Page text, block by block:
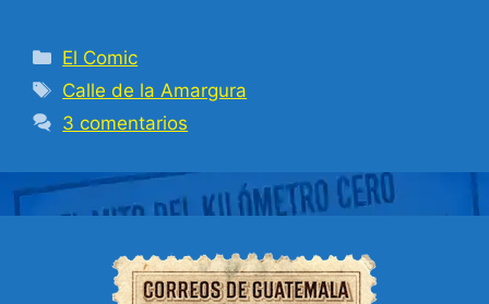
Categorías
El Comic
Etiquetas
Calle de la Amargura
3 comentarios